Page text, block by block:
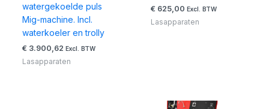
watergekoelde puls
Mig-machine. Incl.
waterkoeler en trolly
€ 3.900,62 Excl. BTW
Lasapparaten
€ 625,00 Excl. BTW
Lasapparaten